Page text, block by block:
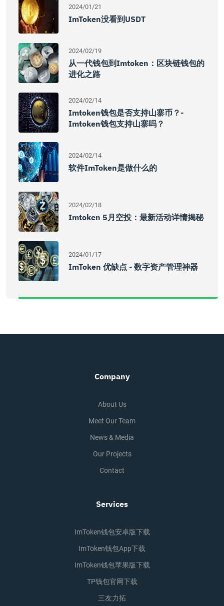
2024/01/21
ImToken没看到USDT
2024/02/19
从一代钱包到imtoken：区块链钱包的
进化之路
2024/02/14
Imtoken钱包是否支持山寨币？-
Imtoken钱包支持山寨吗？
2024/02/14
软件imToken是做什么的
2024/02/18
Imtoken 5月空投：最新活动详情揭秘
2024/01/17
ImToken 优缺点 - 数字资产管理神器
Company
About Us
Meet Our Team
News & Media
Our Projects
Contact
Services
ImToken钱包安卓版下载
ImToken钱包app下载
ImToken钱包苹果版下载
TP钱包官网下载
三友力拓